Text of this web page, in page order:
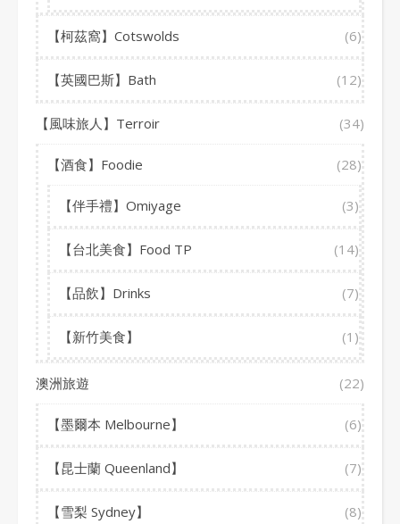
【柯茲窩】Cotswolds (6)
【英國巴斯】Bath (12)
【風味旅人】Terroir (34)
【酒食】Foodie (28)
【伴手禮】Omiyage (3)
【台北美食】Food TP (14)
【品飲】Drinks (7)
【新竹美食】 (1)
澳洲旅遊 (22)
【墨爾本 Melbourne】 (6)
【昆士蘭 Queenland】 (7)
【雪梨 Sydney】 (8)